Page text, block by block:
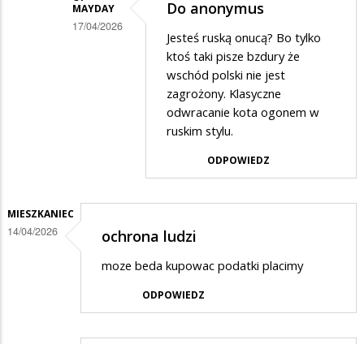
MAYDAY
17/04/2026
idzie
Do anonymus
Jesteś ruską onucą? Bo tylko
ktoś taki pisze bzdury że
wschód polski nie jest
zagrożony. Klasyczne
odwracanie kota ogonem w
ruskim stylu.
ODPOWIEDZ
MIESZKANIEC
14/04/2026 ochrona ludzi
moze beda kupowac podatki placimy
ODPOWIEDZ